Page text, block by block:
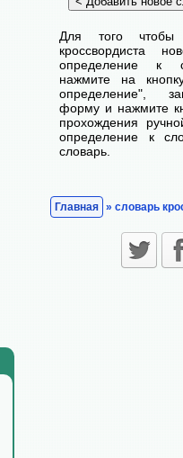
Для того чтобы
кроссвордиста
определение к
нажмите на
определение",
форму и нажмите
прохождения
определение к
словарь.
Главная » словарь